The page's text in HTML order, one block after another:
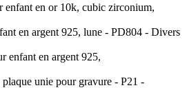
enfant en or 10k, cubic zirconium,
enfant en argent 925,